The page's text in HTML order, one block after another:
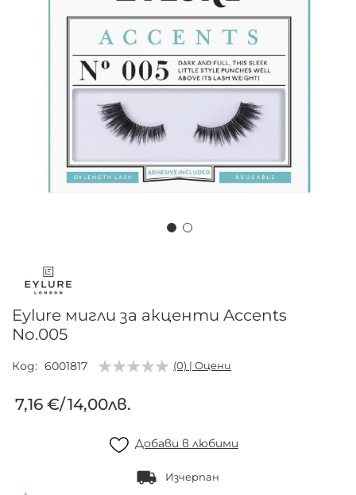
началото
галерия
със
снимки
Eylure мигли за акценти Accents
No.005
Код 6001817 (0) | Оцени
7,16 €/14,00лв.
Добави в любими
Изчерпан